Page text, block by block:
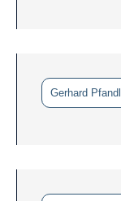
Gerhard Pfandl